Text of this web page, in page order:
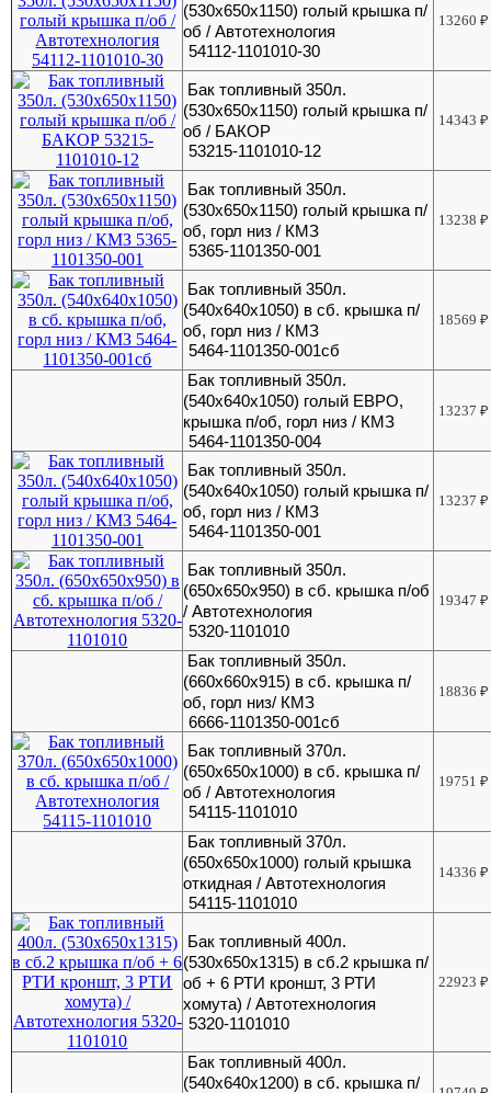
(530х650х1150) голый крышка п/
об / Автотехнология
54112-1101010-30
13260₽
Бак топливный 350л.
(530х650х1150) голый крышка п/
об / БАКОР
53215-1101010-12
14343₽
Бак топливный 350л.
(530х650х1150) голый крышка п/
об, горл низ / КМЗ
5365-1101350-001
13238₽
Бак топливный 350л.
(540х640х1050) в сб. крышка п/
об, горл низ / КМЗ
5464-1101350-001сб
18569₽
Бак топливный 350л.
(540х640х1050) голый ЕВРО,
крышка п/об, горл низ / КМЗ
5464-1101350-004
13237₽
Бак топливный 350л.
(540х640х1050) голый крышка п/
об, горл низ / КМЗ
5464-1101350-001
13237₽
Бак топливный 350л.
(650х650х950) в сб. крышка п/об
/ Автотехнология
5320-1101010
19347₽
Бак топливный 350л.
(660х660х915) в сб. крышка п/
об, горл низ/ КМЗ
6666-1101350-001сб
18836₽
Бак топливный 370л.
(650х650х1000) в сб. крышка п/
об / Автотехнология
54115-1101010
19751₽
Бак топливный 370л.
(650х650х1000) голый крышка
откидная / Автотехнология
54115-1101010
14336₽
Бак топливный 400л.
(530х650х1315) в сб.2 крышка п/
об + 6 РТИ кроншт, 3 РТИ
хомута) / Автотехнология
5320-1101010
22923₽
Бак топливный 400л.
(540х640х1200) в сб. крышка п/